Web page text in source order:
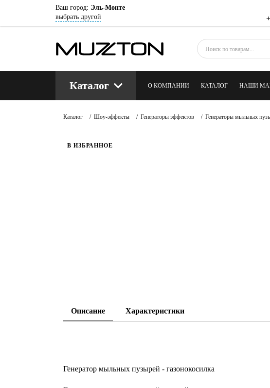
Ваш город: Эль-Монте
выбрать другой
Каталог О КОМПАНИИ КАТАЛОГ НАШИ
КОНТАКТЫ БЛОГ
Каталог / Шоу-эффекты / Генераторы эффектов / Генераторы мыльных
В ИЗБРАННОЕ
Описание Характеристики
Генератор мыльных пузырей - газонокосилка